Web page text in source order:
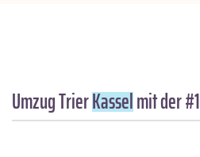
Umzug TrierKasselmit der